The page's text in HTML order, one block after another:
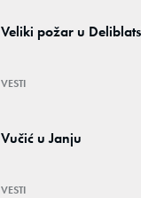
Veliki požar u
VESTI
Vučić u Janju
VESTI